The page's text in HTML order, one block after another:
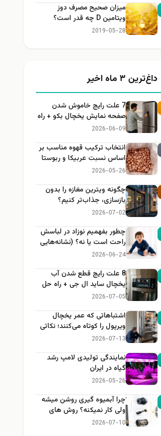
میزان صحیح مصرف دوز
ویتامین D چه قدر است؟
2019-05-28
داغ‌ترین ۳ ماه اخیر
7 علت رایج خاموش شدن
صفحه نمایش یخچال بکو + راه
حل
2026-06-09
انتخاب ترکیب قهوه مناسب بر
اساس نسبت عربیکا و ربوستا
2026-05-26
چگونه ویترین مغازه را بدون
بازسازی، جذاب‌تر کنیم؟
2026-07-02
چطور بفهمیم نوزاد در لباسش
راحت است یا نه؟ (نشانه‌هایی
که هر مادر باید بداند)
2026-06-24
8 علت رایج قطع شدن آب
یخچال ساید ال جی + راه حل
2026-07-05
اشتباهاتی که عمر یخچال
ویرپول را کوتاه می‌کنند؛ نکاتی
که باید بدانید
2026-07-13
نمایندگی تولیدی لامپ رشد
گیاه در ایران
2026-05-26
چرا آبمیوه گیری روشن میشه
ولی کار نمیکنه؟ روش های
عیب یابی
2026-07-10